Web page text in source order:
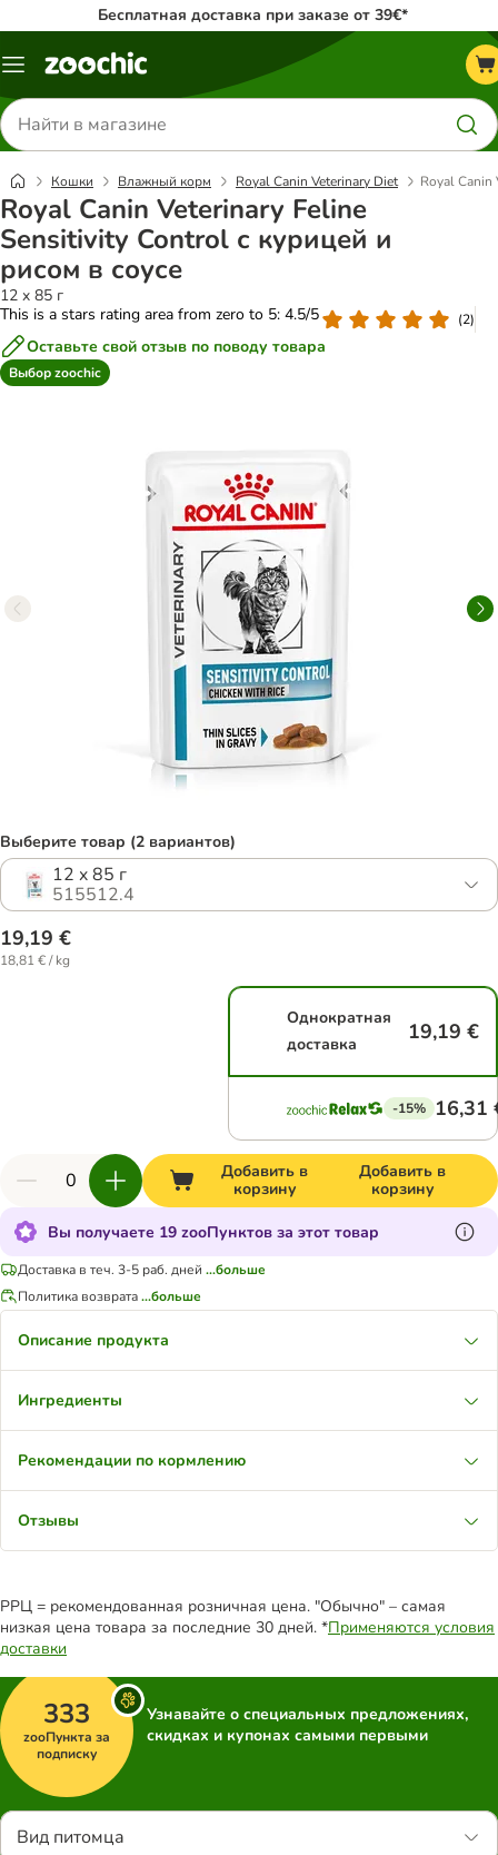
Бесплатная доставка при заказе от 39€*
Каталог
Поиск
товаров
Кошки Влажный корм Royal Canin Veterinary Diet Royal Canin
Royal Canin Veterinary Feline
Sensitivity Control с курицей и
рисом в соусе
12 x 85 г
This is a stars rating area from zero to 5: 4.5/5
(2)
Оставьте свой отзыв по поводу товара
Выбор zoochic
Выберите товар (2 вариантов)
12 x 85 г
515512.4
19,19 €
18,81 € / kg
Однократная
доставка
19,19 €
-15% 16,31
Добавить в
корзину
Добавить в
корзину
Вы получаете 19 zooПунктов за этот товар
Доставка в теч. 3-5 раб. дней ...больше
Политика возврата...больше
Описание продукта
Ингредиенты
Рекомендации по кормлению
Отзывы
РРЦ = рекомендованная розничная цена. "Обычно" – самая
низкая цена товара за последние 30 дней. *Применяются условия
доставки
333
zooПункта за
подписку
Узнавайте о специальных предложениях,
скидках и купонах самыми первыми
Вид питомца